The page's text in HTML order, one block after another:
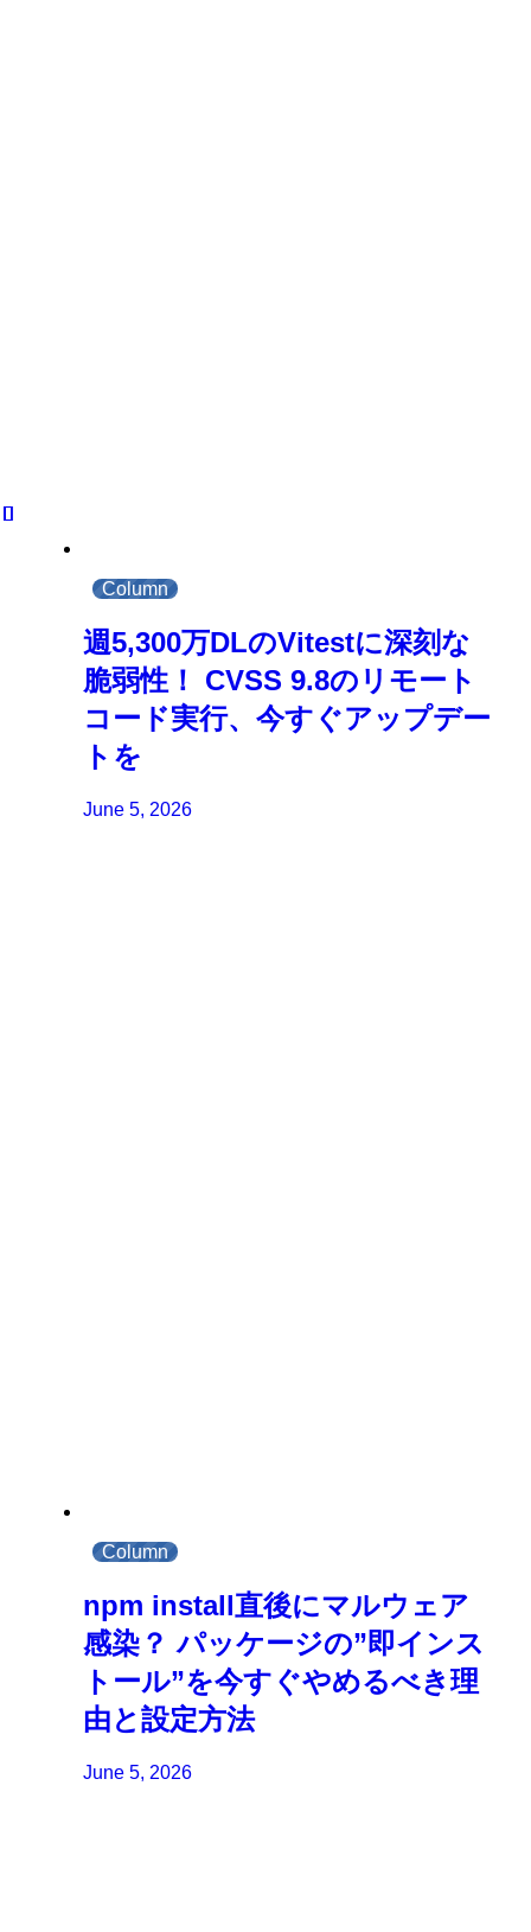
Column
週5,300万DLのVitestに深刻な
脆弱性！ CVSS 9.8のリモート
コード実行、今すぐアップデー
トを
June 5, 2026
Column
npm install直後にマルウェア
感染？ パッケージの”即インス
トール”を今すぐやめるべき理
由と設定方法
June 5, 2026